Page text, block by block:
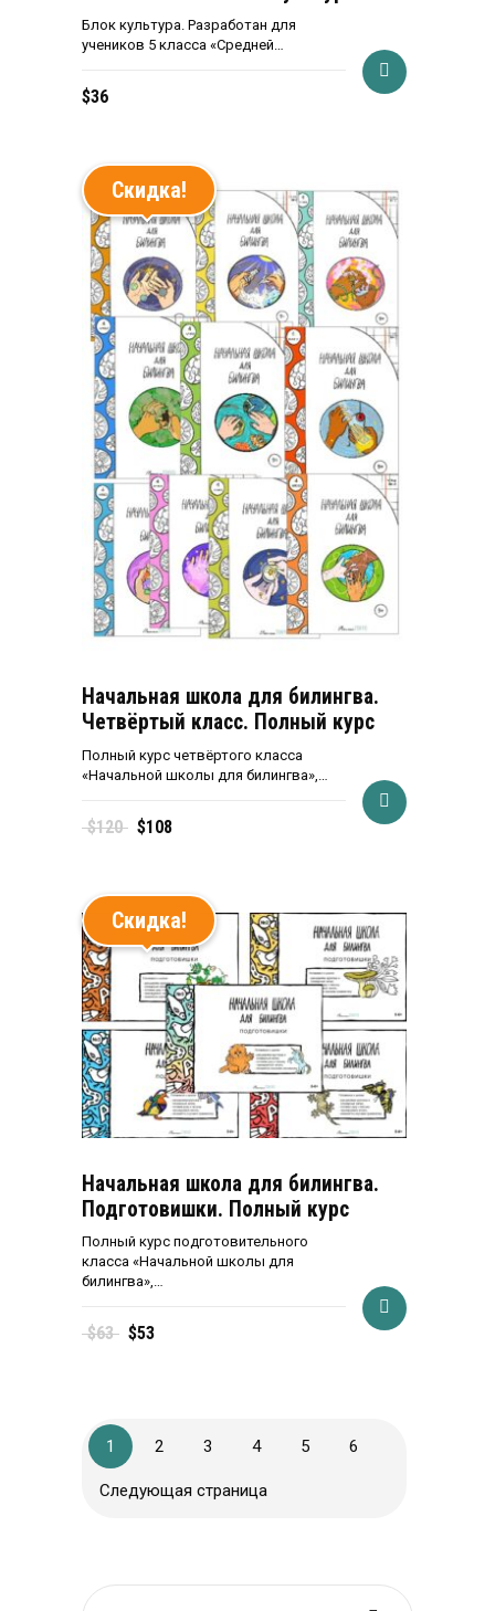
Блок культура. Разработан для
учеников 5 класса «Средней…
$36
Скидка!
Начальная школа для билингва.
Четвёртый класс. Полный курс
Полный курс четвёртого класса
«Начальной школы для билингва»,…
$120
Первоначальная
$120.
$108Текущая
Скидка!
Начальная школа для билингва.
Подготовишки. Полный курс
Полный курс подготовительного
класса «Начальной школы для
билингва»,…
$63
Первоначальная
$53Текущая
1 2 3 4 5 6
Следующая страница